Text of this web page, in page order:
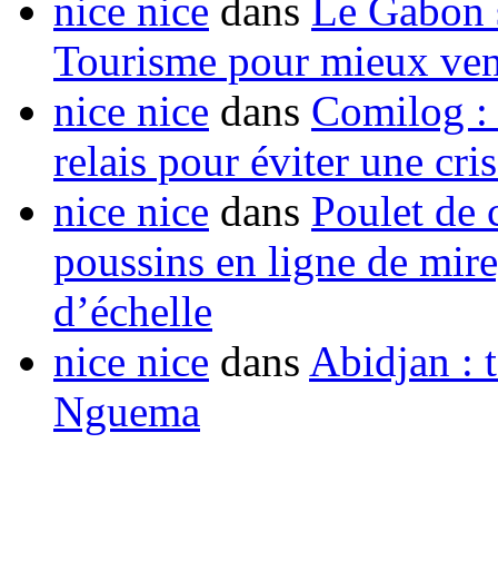
nice nice dans Le
Tourisme pour mieux
nice nice dans Comilog :
relais pour éviter une
nice nice dans Poulet de
poussins en ligne de
d’échelle
nice nice dans Abidjan :
Nguema